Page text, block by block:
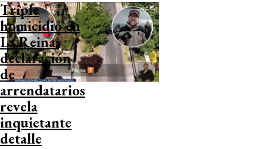
Triple
homicidio en
La Reina:
declaración
de
arrendatarios
revela
inquietante
detalle